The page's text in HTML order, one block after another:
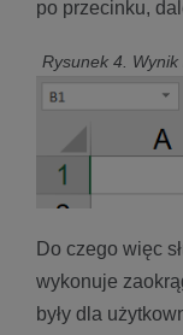
po przecinku,
Rysunek 4.
Do czego więc
wykonuje
były dla